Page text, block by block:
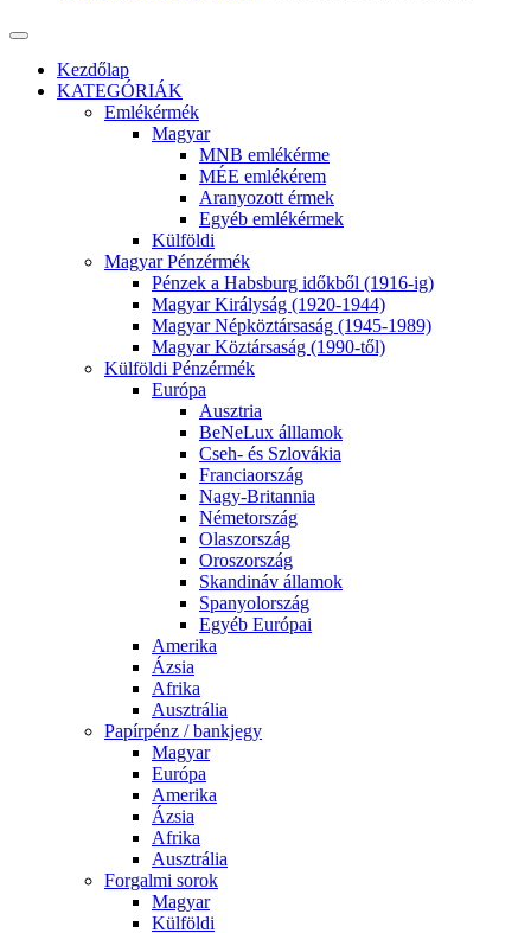
Kezdőlap
KATEGÓRIÁK
Emlékérmék
Magyar
MNB emlékérme
MÉE emlékérem
Aranyozott érmek
Egyéb emlékérmek
Külföldi
Magyar Pénzérmék
Pénzek a Habsburg időkből (1916-ig)
Magyar Királyság (1920-1944)
Magyar Népköztársaság (1945-1989)
Magyar Köztársaság (1990-től)
Külföldi Pénzérmék
Európa
Ausztria
BeNeLux álllamok
Cseh- és Szlovákia
Franciaország
Nagy-Britannia
Németország
Olaszország
Oroszország
Skandináv államok
Spanyolország
Egyéb Európai
Amerika
Ázsia
Afrika
Ausztrália
Papírpénz / bankjegy
Magyar
Európa
Amerika
Ázsia
Afrika
Ausztrália
Forgalmi sorok
Magyar
Külföldi